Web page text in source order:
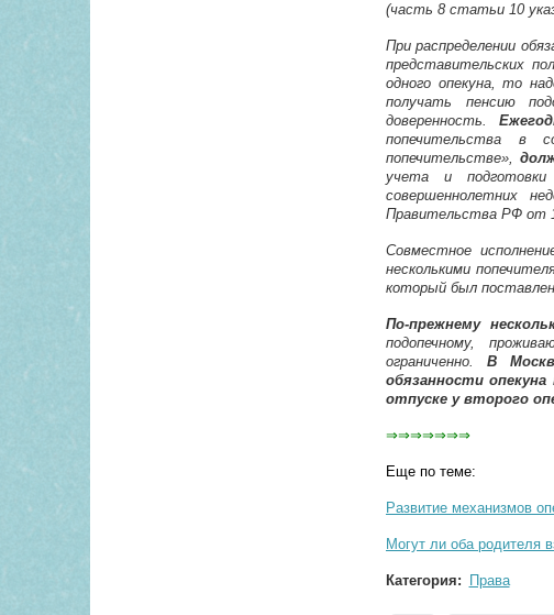
(часть 8 статьи 10
При распределении
представительских
одного опекуна, то
получать пенсию
доверенность.
попечительства в
попечительстве»,
учета и подготовки
совершеннолетних
Правительства РФ от
Совместное
несколькими
который был поставлен
По-прежнему
подопечному,
ограниченно. В
обязанности
отпуске у второго
⇒⇒⇒⇒⇒⇒⇒
Еще по теме:
Развитие механизмов
Могут ли оба родителя
Категория: Права